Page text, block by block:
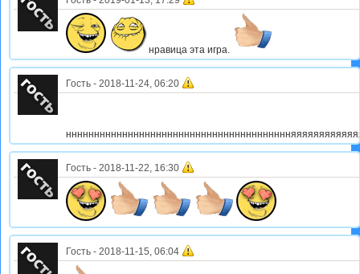
нравица эта игра.
Гость - 2018-11-24, 06:20
Гость - 2018-11-22, 16:30
Гость - 2018-11-15, 06:04